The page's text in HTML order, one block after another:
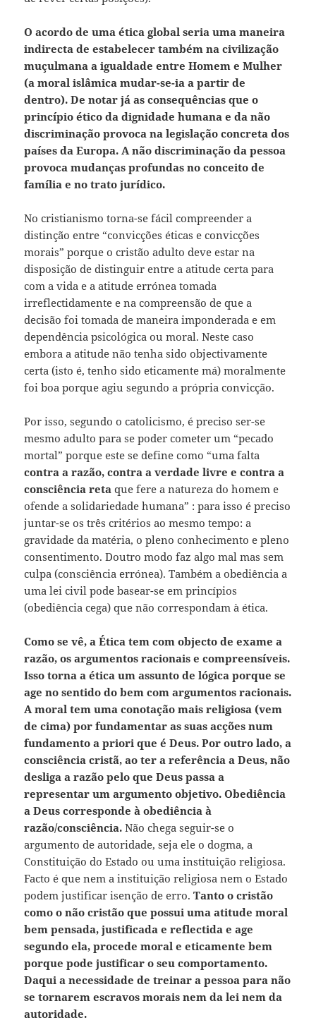
O acordo de uma ética global seria uma maneira
indirecta de estabelecer também na civilização
muçulmana a igualdade entre Homem e Mulher
(a moral islâmica mudar-se-ia a partir de
dentro). De notar já as consequências que o
princípio ético da dignidade humana e da não
discriminação provoca na legislação concreta dos
países da Europa. A não discriminação da pessoa
provoca mudanças profundas no conceito de
família e no trato jurídico.
No cristianismo torna-se fácil compreender a
distinção entre “convicções éticas e convicções
morais” porque o cristão adulto deve estar na
disposição de distinguir entre a atitude certa para
com a vida e a atitude errónea tomada
irreflectidamente e na compreensão de que a
decisão foi tomada de maneira imponderada e em
dependência psicológica ou moral. Neste caso
embora a atitude não tenha sido objectivamente
certa (isto é, tenho sido eticamente má) moralmente
foi boa porque agiu segundo a própria convicção.
Por isso, segundo o catolicismo, é preciso ser-se
mesmo adulto para se poder cometer um “pecado
mortal” porque este se define como “uma falta
contra a razão, contra a verdade livre e contra a
consciência reta que fere a natureza do homem e
ofende a solidariedade humana” : para isso é preciso
juntar-se os três critérios ao mesmo tempo: a
gravidade da matéria, o pleno conhecimento e pleno
consentimento. Doutro modo faz algo mal mas sem
culpa (consciência errónea). Também a obediência a
uma lei civil pode basear-se em princípios
(obediência cega) que não correspondam à ética.
Como se vê, a Ética tem com objecto de exame a
razão, os argumentos racionais e compreensíveis.
Isso torna a ética um assunto de lógica porque se
age no sentido do bem com argumentos racionais.
A moral tem uma conotação mais religiosa (vem
de cima) por fundamentar as suas acções num
fundamento a priori que é Deus. Por outro lado, a
consciência cristã, ao ter a referência a Deus, não
desliga a razão pelo que Deus passa a
representar umargumento objetivo. Obediência
a Deus corresponde à obediência à
razão/consciência. Não chega seguir-se o
argumento de autoridade, seja ele o dogma, a
Constituição do Estado ou uma instituição religiosa.
Facto é que nem a instituição religiosa nem o Estado
podem justificar isenção de erro.Tanto o cristão
como o não cristão que possui uma atitude moral
bem pensada, justificada e reflectida e age
segundo ela, procede moral e eticamente bem
porque pode justificar o seu comportamento.
Daqui a necessidade de treinar a pessoa para não
se tornarem escravos morais nem da lei nem da
autoridade.